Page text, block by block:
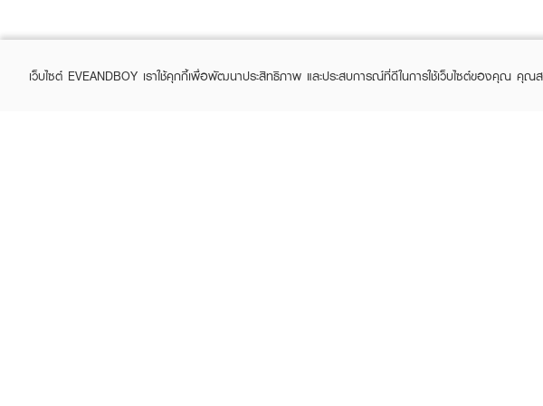
เว็บไซต์ EVEANDBOY เราใช้คุกกี้เพื่อพัฒนาประสิทธิภาพ และประสบการณ์ที่ดีในการใช้เว็บไซต์ของคุณ คุณส